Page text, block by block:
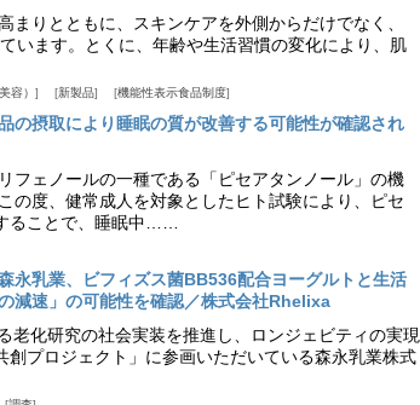
まりとともに、スキンケアを外側からだけでなく、
います。とくに、年齢や生活習慣の変化により、肌
容） 新製品 機能性表示食品制度
の摂取により睡眠の質が改善する可能性が確認され
フェノールの一種である「ピセアタンノール」の機
の度、健常成人を対象としたヒト試験により、ピセ
ることで、睡眠中……
永乳業、ビフィズス菌BB536配合ヨーグルトと生活
減速」の可能性を確認／株式会社Rhelixa
老化研究の社会実装を推進し、ロンジェビティの実現
創プロジェクト」に参画いただいている森永乳業株式